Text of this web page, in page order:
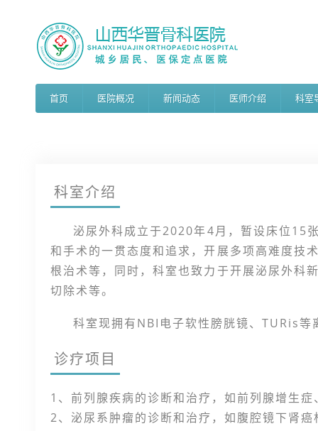
首页 医院概况 新闻动态 医师介绍 科室
科室介绍
泌尿外科成立于2020年4月，暂设床位15
和手术的一贯态度和追求，开展多项高难度技
根治术等，同时，科室也致力于开展泌尿外科
切除术等。
科室现拥有NBI电子软性膀胱镜、TURis
诊疗项目
1、前列腺疾病的诊断和治疗，如前列腺增生
2、泌尿系肿瘤的诊断和治疗，如腹腔镜下肾